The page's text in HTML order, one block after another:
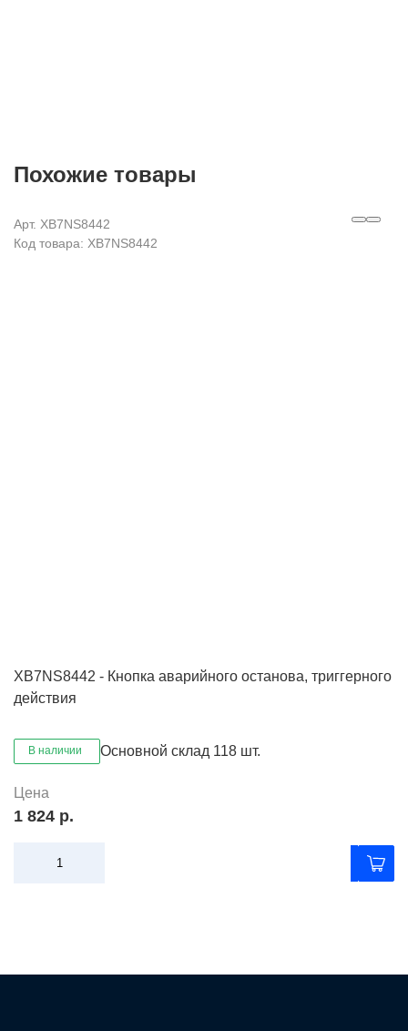
Похожие товары
Арт. XB7NS8442
Код товара: XB7NS8442
XB7NS8442 - Кнопка аварийного останова, триггерного
действия
В наличии Основной склад 118 шт.
Цена
1 824 р.